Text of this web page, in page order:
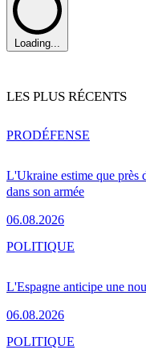
Loading...
LES PLUS RÉCENTS
L'Ukraine estime que près
dans son armée
06.08.2026
PRODÉFENSE
L'Espagne anticipe une
06.08.2026
POLITIQUE
POLITIQUE